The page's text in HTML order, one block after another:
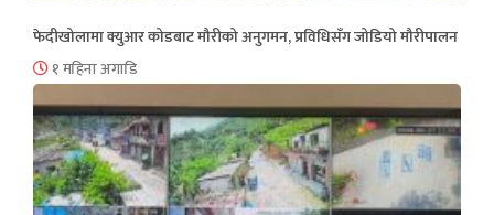
फेदीखोलामा क्युआर कोडबाट मौरीको अनुगमन, प्रविधिसँग जोडियो मौरीपालन
१ महिना अगाडि